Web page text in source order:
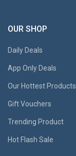
OUR SHOP
Daily Deals
App Only Deals
Our Hottest Products
Gift Vouchers
Trending Product
Hot Flash Sale